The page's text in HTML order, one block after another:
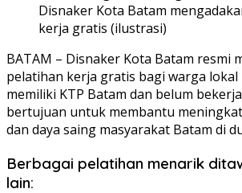
Disnaker Kota Batam
kerja gratis (ilustrasi)
BATAM – Disnaker Kota Batam resmi
pelatihan kerja gratis bagi warga lokal
memiliki KTP Batam dan belum
bertujuan untuk membantu
dan daya saing masyarakat Batam di
Berbagai pelatihan menarik
lain: